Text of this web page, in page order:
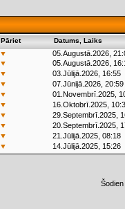
Pāriet Datums, Laiks
▼
05.Augustā.2026,
▼
05.Augustā.2026,
▼
03.Jūlijā.2026, 16:55
▼
07.Jūnijā.2026, 20:59
▼
01.Novembrī.2025,
▼
16.Oktobrī.2025,
▼
29.Septembrī.2025,
▼
20.Septembrī.2025,
▼
21.Jūlijā.2025, 08:18
▼ 14.Jūlijā.2025, 15:26